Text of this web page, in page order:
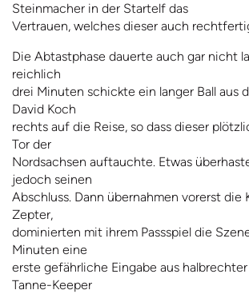
Steinmacher in der Startelf das
Vertrauen, welches dieser auch
Die Abtastphase dauerte auch gar nicht
reichlich
drei Minuten schickte ein langer Ball aus
David Koch
rechts auf die Reise, so dass dieser
Tor der
Nordsachsen auftauchte. Etwas
jedoch seinen
Abschluss. Dann übernahmen vorerst die
Zepter,
dominierten mit ihrem Passspiel die
Minuten eine
erste gefährliche Eingabe aus
Tanne-Keeper